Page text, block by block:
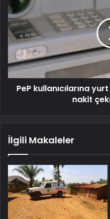
PeP kullanıcılarına
nakit
İlgili Makaleler